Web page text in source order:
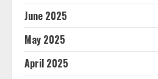
June 2025
May 2025
April 2025